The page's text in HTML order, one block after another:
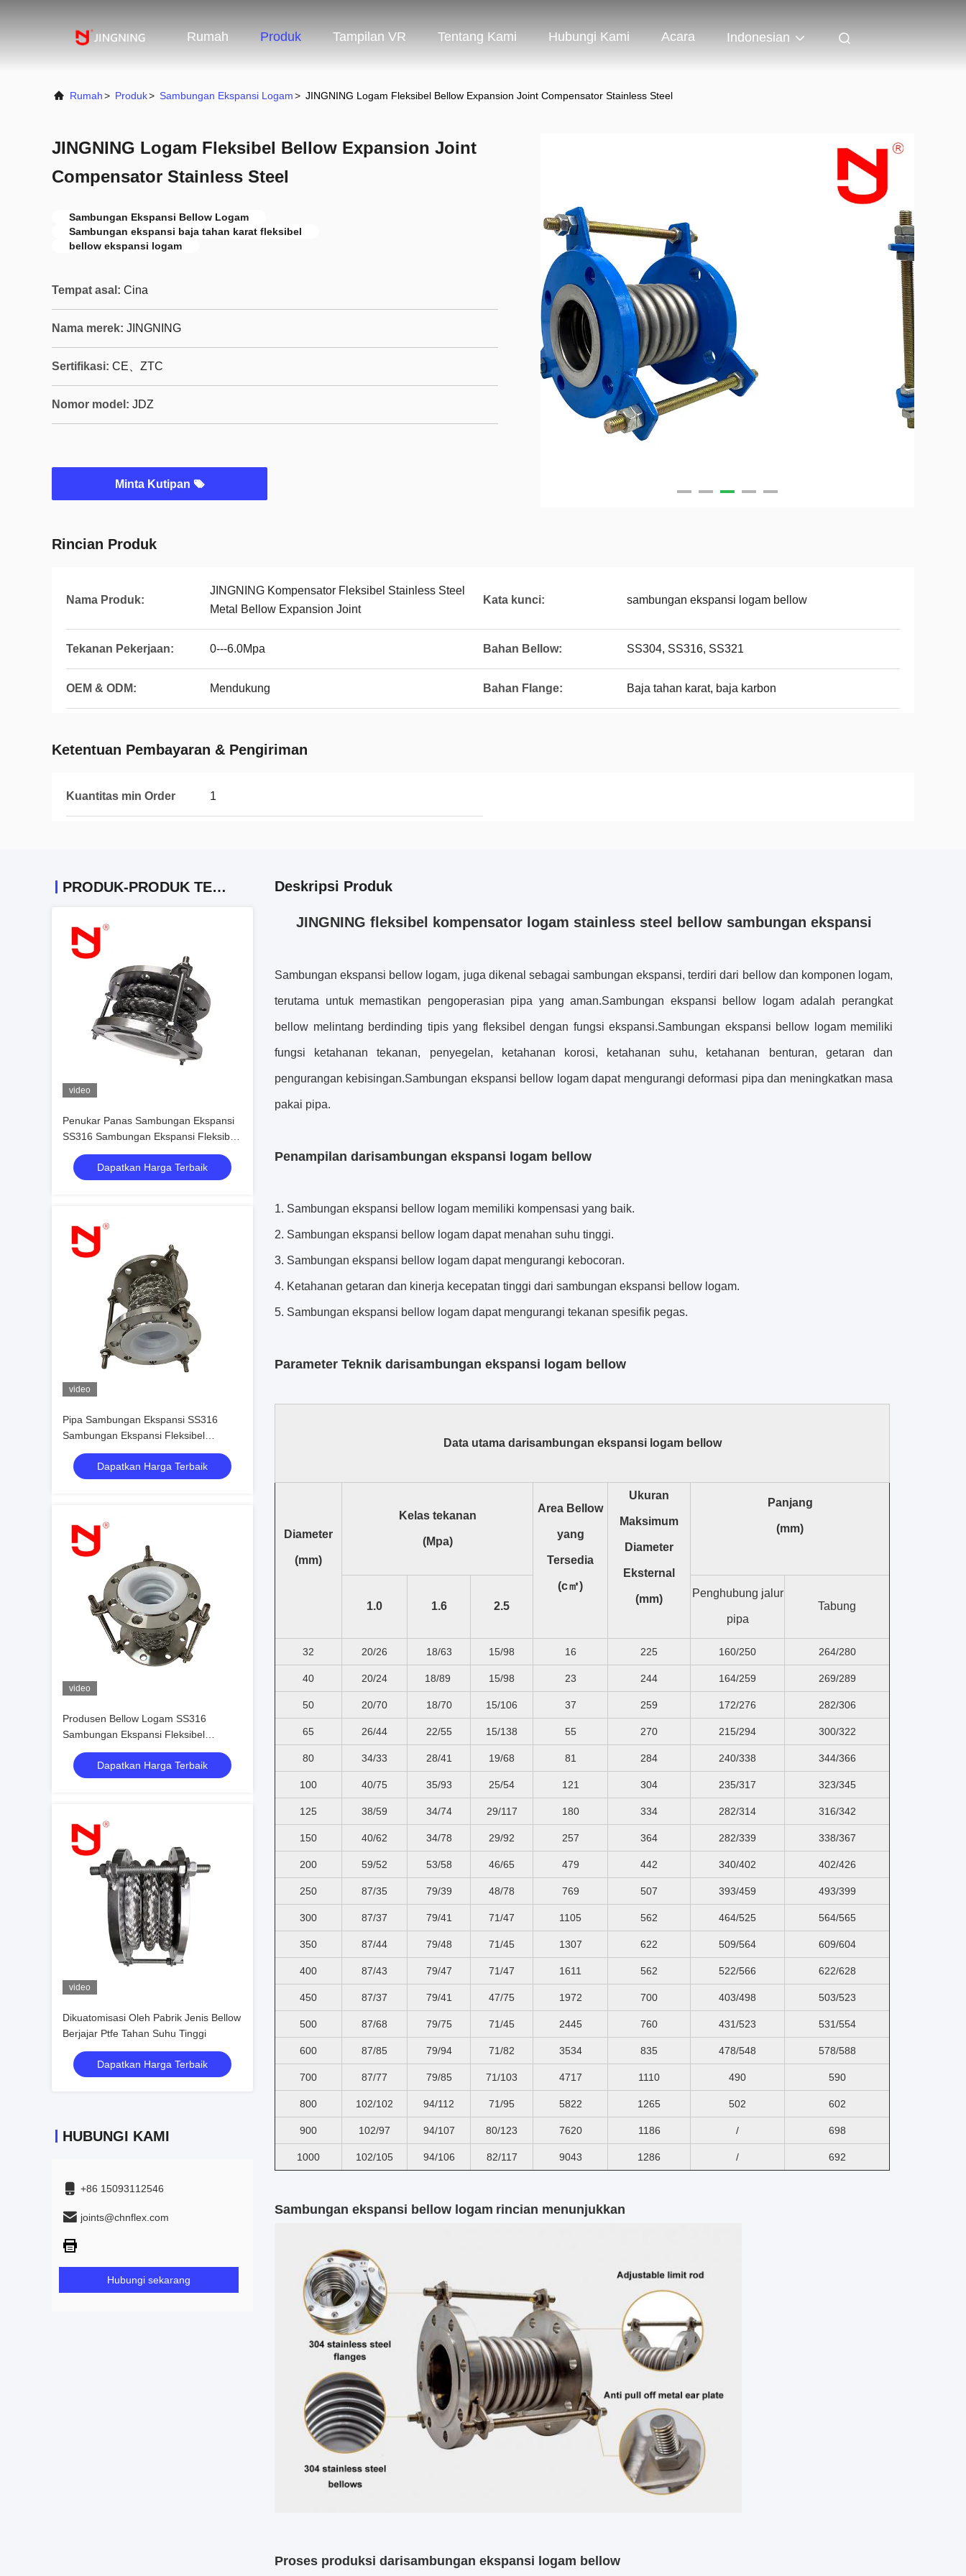
Rumah Produk Tampilan VR Tentang Kami Hubungi Kami Acara Indonesian
Rumah> Produk> Sambungan Ekspansi Logam> JINGNING Logam Fleksibel Bellow Expansion Joint Compensator Stainless Steel
JINGNING Logam Fleksibel Bellow Expansion Joint
Compensator Stainless Steel
Sambungan Ekspansi Bellow Logam
Sambungan ekspansi baja tahan karat fleksibel
bellow ekspansi logam
Tempat asal: Cina
Nama merek: JINGNING
Sertifikasi: CE、ZTC
Nomor model: JDZ
Minta Kutipan
Rincian Produk
Nama Produk:
JINGNING Kompensator Fleksibel Stainless Steel
Metal Bellow Expansion Joint
Kata kunci: sambungan ekspansi logam bellow
Tekanan Pekerjaan: 0---6.0Mpa Bahan Bellow: SS304, SS316, SS321
OEM & ODM: Mendukung Bahan Flange: Baja tahan karat, baja karbon
Ketentuan Pembayaran & Pengiriman
Kuantitas min Order 1
PRODUK-PRODUK TERKAIT
video
Penukar Panas Sambungan Ekspansi
SS316 Sambungan Ekspansi Fleksibel
Berlapis Ptfe Resistensi Tinggi
Dapatkan Harga Terbaik
video
Pipa Sambungan Ekspansi SS316
Sambungan Ekspansi Fleksibel
Berlapis Ptfe Tahan Tinggi
Dapatkan Harga Terbaik
video
Produsen Bellow Logam SS316
Sambungan Ekspansi Fleksibel
Berjajar Ptfe Tahan Tinggi
Dapatkan Harga Terbaik
video
Dikuatomisasi Oleh Pabrik Jenis Bellow
Berjajar Ptfe Tahan Suhu Tinggi
Dapatkan Harga Terbaik
HUBUNGI KAMI
+86 15093112546
joints@chnflex.com
Hubungi sekarang
Deskripsi Produk
JINGNING fleksibel kompensator logam stainless steel bellow sambungan ekspansi
Sambungan ekspansi bellow logam, juga dikenal sebagai sambungan ekspansi, terdiri dari bellow dan komponen logam,
terutama untuk memastikan pengoperasian pipa yang aman.Sambungan ekspansi bellow logam adalah perangkat
bellow melintang berdinding tipis yang fleksibel dengan fungsi ekspansi.Sambungan ekspansi bellow logam memiliki
fungsi ketahanan tekanan, penyegelan, ketahanan korosi, ketahanan suhu, ketahanan benturan, getaran dan
pengurangan kebisingan.Sambungan ekspansi bellow logam dapat mengurangi deformasi pipa dan meningkatkan masa
pakai pipa.
Penampilan darisambungan ekspansi logam bellow
1. Sambungan ekspansi bellow logam memiliki kompensasi yang baik.
2. Sambungan ekspansi bellow logam dapat menahan suhu tinggi.
3. Sambungan ekspansi bellow logam dapat mengurangi kebocoran.
4. Ketahanan getaran dan kinerja kecepatan tinggi dari sambungan ekspansi bellow logam.
5. Sambungan ekspansi bellow logam dapat mengurangi tekanan spesifik pegas.
Parameter Teknik darisambungan ekspansi logam bellow
Data utama darisambungan ekspansi logam bellow
Diameter
(mm)
Kelas tekanan
(Mpa)
Area Bellow
yang
Tersedia
(c㎡)
Ukuran
Maksimum
Diameter
Eksternal
(mm)
Panjang
(mm)
1.0 1.6 2.5
Penghubung jalur
pipa
Tabung
32 20/26 18/63 15/98 16 225 160/250 264/280
40 20/24 18/89 15/98 23 244 164/259 269/289
50 20/70 18/70 15/106 37 259 172/276 282/306
65 26/44 22/55 15/138 55 270 215/294 300/322
80 34/33 28/41 19/68 81 284 240/338 344/366
100 40/75 35/93 25/54 121 304 235/317 323/345
125 38/59 34/74 29/117 180 334 282/314 316/342
150 40/62 34/78 29/92 257 364 282/339 338/367
200 59/52 53/58 46/65 479 442 340/402 402/426
250 87/35 79/39 48/78 769 507 393/459 493/399
300 87/37 79/41 71/47 1105 562 464/525 564/565
350 87/44 79/48 71/45 1307 622 509/564 609/604
400 87/43 79/47 71/47 1611 562 522/566 622/628
450 87/37 79/41 47/75 1972 700 403/498 503/523
500 87/68 79/75 71/45 2445 760 431/523 531/554
600 87/85 79/94 71/82 3534 835 478/548 578/588
700 87/77 79/85 71/103 4717 1110 490 590
800 102/102 94/112 71/95 5822 1265 502 602
900 102/97 94/107 80/123 7620 1186 / 698
1000 102/105 94/106 82/117 9043 1286 / 692
Sambungan ekspansi bellow logam rincian menunjukkan
Proses produksi darisambungan ekspansi logam bellow